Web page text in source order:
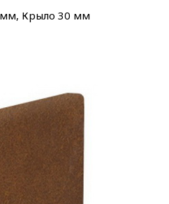
мм, Крыло 30 мм